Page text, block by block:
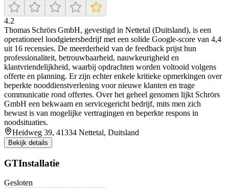
4.2
Thomas Schrörs GmbH, gevestigd in Nettetal (Duitsland), is een
operationeel loodgietersbedrijf met een solide Google‑score van 4,4
uit 16 recensies. De meerderheid van de feedback prijst hun
professionaliteit, betrouwbaarheid, nauwkeurigheid en
klantvriendelijkheid, waarbij opdrachten worden voltooid volgens
offerte en planning. Er zijn echter enkele kritieke opmerkingen over
beperkte nooddienstverlening voor nieuwe klanten en trage
communicatie rond offertes. Over het geheel genomen lijkt Schrörs
GmbH een bekwaam en servicegericht bedrijf, mits men zich
bewust is van mogelijke vertragingen en beperkte respons in
noodsituaties.
Heidweg 39, 41334 Nettetal, Duitsland
Bekijk details
GTInstallatie
Gesloten